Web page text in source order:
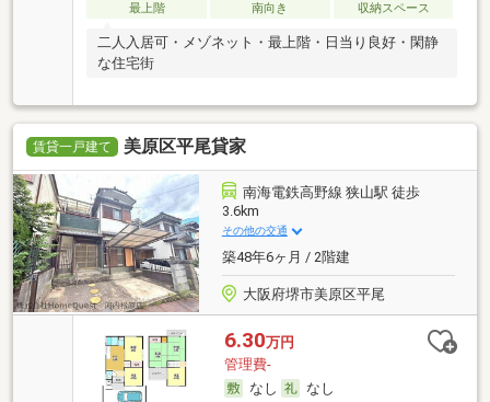
最上階
南向き 収納スペース
二人入居可・メゾネット・最上階・日当り良好・閑静
な住宅街
賃貸一戸建て 美原区平尾貸家
南海電鉄高野線 狭山駅 徒歩
3.6km
その他の交通
築48年6ヶ月 / 2階建
大阪府堺市美原区平尾
6.30万円
管理費-
なし
なし